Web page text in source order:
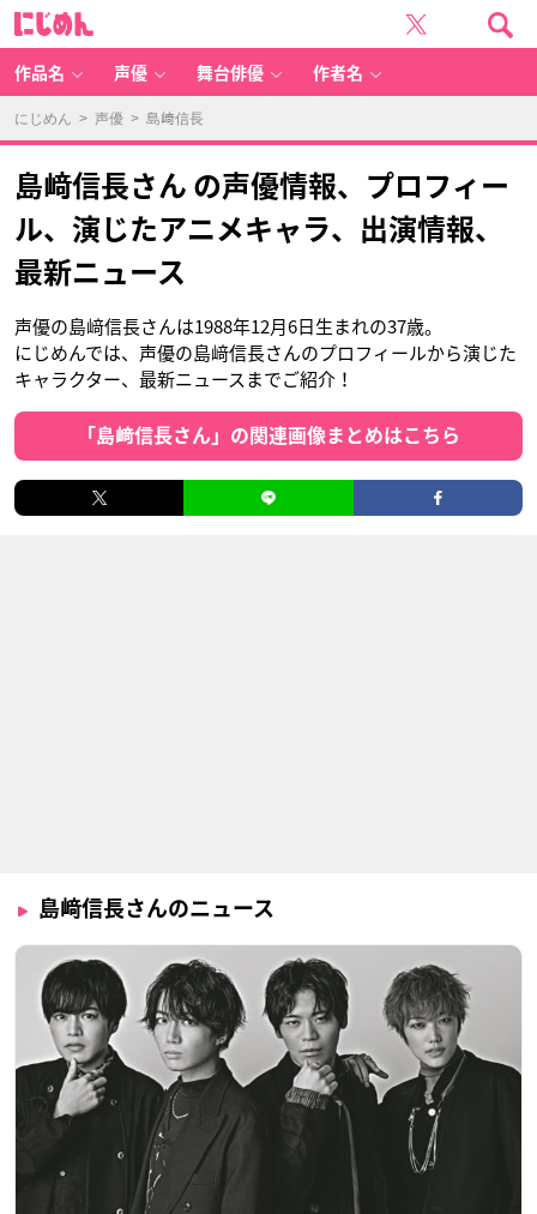
作品名 声優 舞台俳優 作者名
にじめん > 声優 > 島﨑信長
島﨑信長さん の声優情報、プロフィー
ル、演じたアニメキャラ、出演情報、
最新ニュース
声優の島﨑信長さんは1988年12月6日生まれの37歳。
にじめんでは、声優の島﨑信長さんのプロフィールから演じた
キャラクター、最新ニュースまでご紹介！
「島﨑信長さん」の関連画像まとめはこちら
島﨑信長さんのニュース